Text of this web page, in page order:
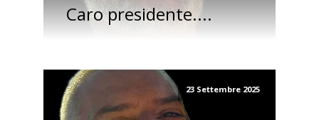
Caro presidente....
23 Settembre 2025